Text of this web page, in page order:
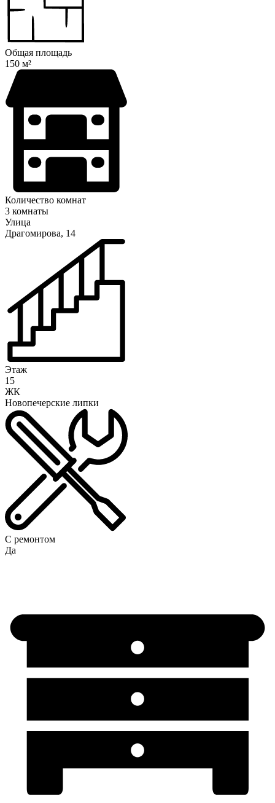
Общая площадь
150 м²
Количество комнат
3 комнаты
Улица
Драгомирова, 14
Этаж
15
ЖК
Новопечерские липки
С ремонтом
Да